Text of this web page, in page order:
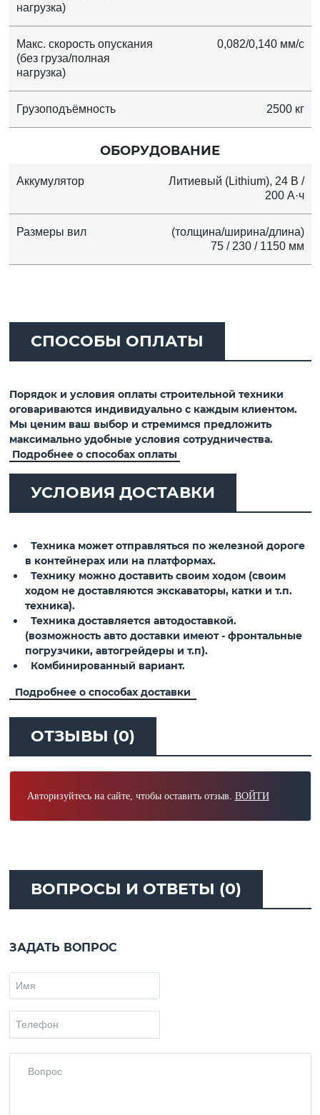
нагрузка)
Макс. скорость опускания
(без груза/полная
нагрузка)
0,082/0,140 мм/с
Грузоподъёмность 2500 кг
ОБОРУДОВАНИЕ
Аккумулятор
Литиевый (Lithium), 24 В /
200 А·ч
Размеры вил
(толщина/ширина/длина)
75 / 230 / 1150 мм
СПОСОБЫ ОПЛАТЫ
Порядок и условия оплаты строительной техники
оговариваются индивидуально с каждым клиентом.
Мы ценим ваш выбор и стремимся предложить
максимально удобные условия сотрудничества.
Подробнее о способах оплаты
УСЛОВИЯ ДОСТАВКИ
Техника может отправляться по железной дороге
в контейнерах или на платформах.
Технику можно доставить своим ходом (своим
ходом не доставляются экскаваторы, катки и т.п.
техника).
Техника доставляется автодоставкой.
(возможность авто доставки имеют - фронтальные
погрузчики, автогрейдеры и т.п).
Комбинированный вариант.
Подробнее о способах доставки
ОТЗЫВЫ (0)
Авторизуйтесь на сайте, чтобы оставить отзыв. ВОЙТИ
ВОПРОСЫ И ОТВЕТЫ (0)
ЗАДАТЬ ВОПРОС